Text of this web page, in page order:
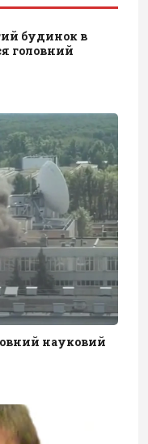
будинок в
головний
науковий